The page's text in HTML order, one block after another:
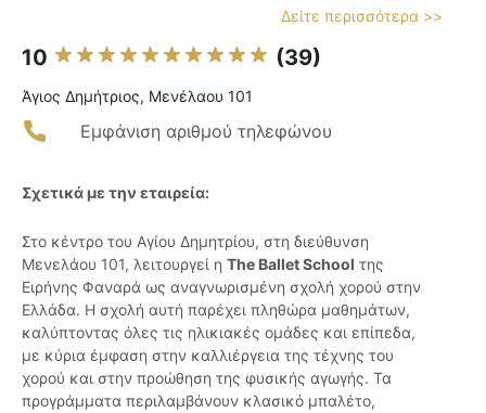
Δείτε περισσότερα >>
10 (39)
Άγιος Δημήτριος, Μενέλαου 101
Εμφάνιση αριθμού τηλεφώνου
Σχετικά με την εταιρεία:
Στο κέντρο του Αγίου Δημητρίου, στη διεύθυνση
Μενελάου 101, λειτουργεί η The Ballet School της
Ειρήνης Φαναρά ως αναγνωρισμένη σχολή χορού στην
Ελλάδα. Η σχολή αυτή παρέχει πληθώρα μαθημάτων,
καλύπτοντας όλες τις ηλικιακές ομάδες και επίπεδα,
με κύρια έμφαση στην καλλιέργεια της τέχνης του
χορού και στην προώθηση της φυσικής αγωγής. Τα
προγράμματα περιλαμβάνουν κλασικό μπαλέτο,